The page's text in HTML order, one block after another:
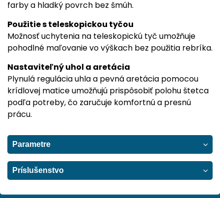
farby a hladký povrch bez šmúh.
Použitie s teleskopickou tyčou
Možnosť uchytenia na teleskopickú tyč umožňuje
pohodlné maľovanie vo výškach bez použitia rebríka.
Nastaviteľný uhol a aretácia
Plynulá regulácia uhla a pevná aretácia pomocou
krídlovej matice umožňujú prispôsobiť polohu štetca
podľa potreby, čo zaručuje komfortnú a presnú
prácu.
Parametre
Príslušenstvo